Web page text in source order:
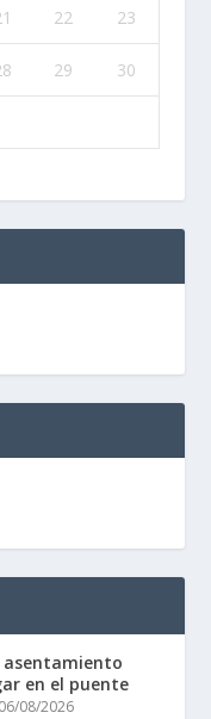
22 23
29 30
en el puente
06/08/2026